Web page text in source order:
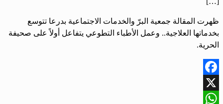
ظهرت المقالة جمعية البرّ والخدمات الاجتماعية بدرعا تتوسع
بخدماتها العلاجية.. وعمل الأطباء التطوعي يتفاعل أولاً على صحيفة
الحرية.
Facebook
X